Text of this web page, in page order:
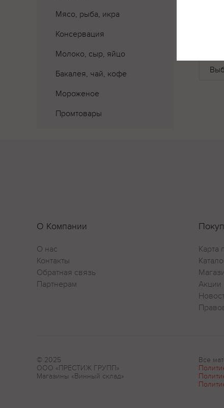
Мясо, рыба, икра
Консервация
Молоко, сыр, яйцо
Бакалея, чай, кофе
Мороженое
Промтовары
О Компании
О нас
Контакты
Обратная связь
Партнерам
Карта
Акции
© 2025
ООО «ПРЕСТИЖ ГРУПП»
Магазины «Винный склад»
Все